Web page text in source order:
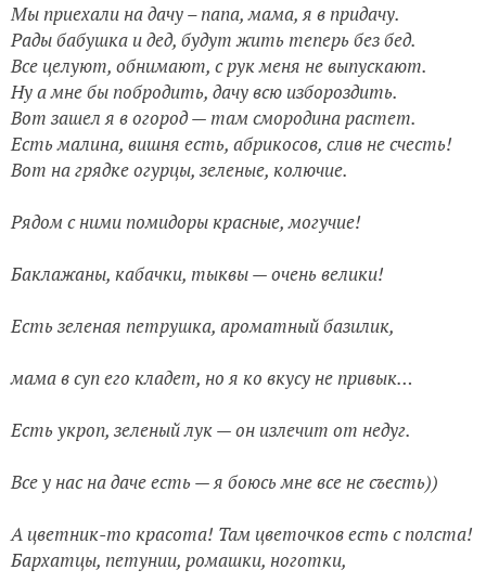
Мы приехали на дачу – папа, мама, я в придачу.
Рады бабушка и дед, будут жить теперь без бед.
Все целуют, обнимают, с рук меня не выпускают.
Ну а мне бы побродить, дачу всю избороздить.
Вот зашел я в огород — там смородина растет.
Есть малина, вишня есть, абрикосов, слив не счесть!
Вот на грядке огурцы, зеленые, колючие.
Рядом с ними помидоры красные, могучие!
Баклажаны, кабачки, тыквы — очень велики!
Есть зеленая петрушка, ароматный базилик,
мама в суп его кладет, но я ко вкусу не привык…
Есть укроп, зеленый лук — он излечит от недуг.
Все у нас на даче есть — я боюсь мне все не съесть))
А цветник-то красота! Там цветочков есть с полста!
Бархатцы, петунии, ромашки, ноготки,